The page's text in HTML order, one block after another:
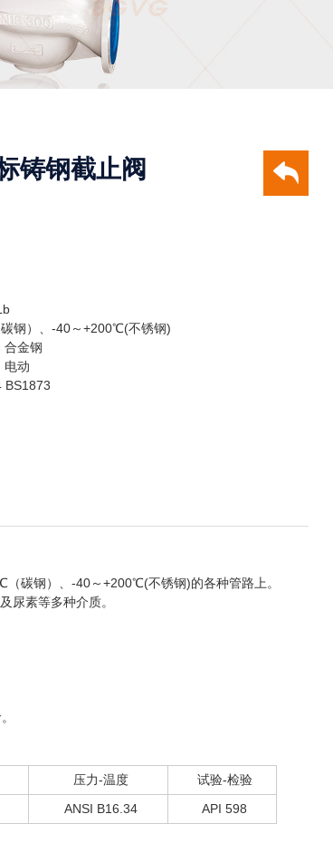
铸钢截止阀
钢）、-40～+200℃(不锈钢)
合金钢
电动
BS1873
碳钢）、-40～+200℃(不锈钢)的各种管路上。
尿素等多种介质。
压力-温度
试验-检验
ANSI B16.34 API 598